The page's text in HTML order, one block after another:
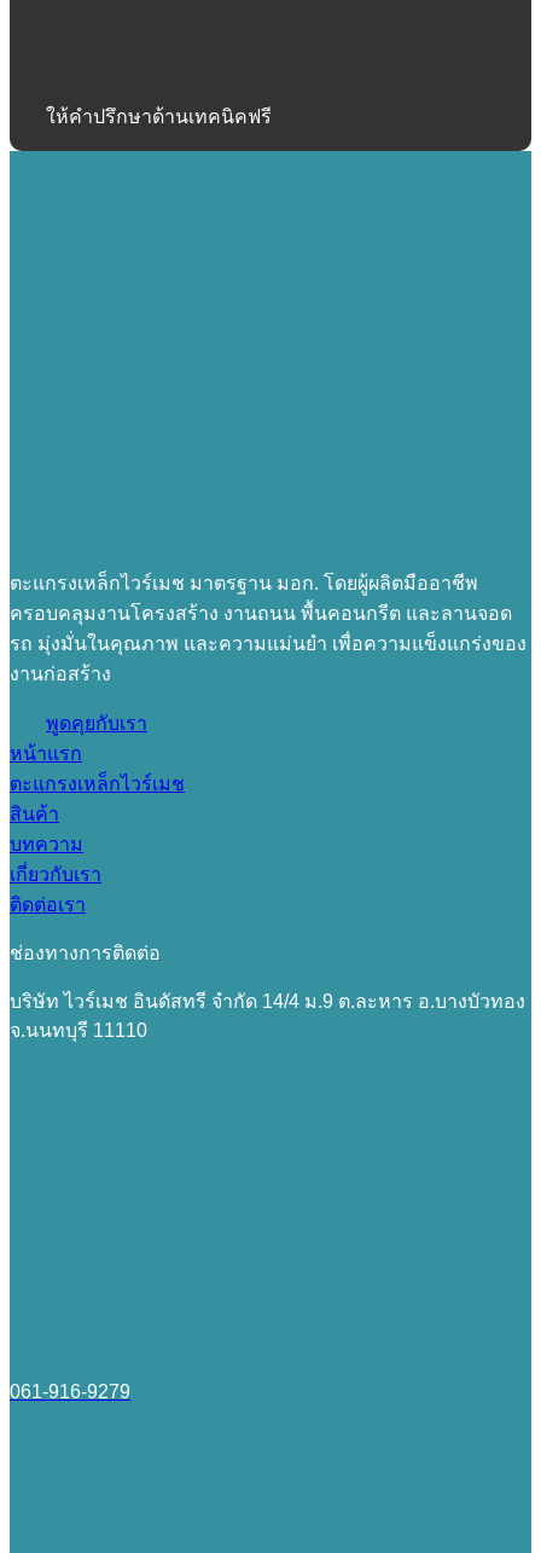
ให้คำปรึกษาด้านเทคนิคฟรี
ตะแกรงเหล็กไวร์เมช มาตรฐาน มอก. โดยผู้ผลิตมืออาชีพ
ครอบคลุมงานโครงสร้าง งานถนน พื้นคอนกรีต และลานจอด
รถ มุ่งมั่นในคุณภาพ และความแม่นยำ เพื่อความแข็งแกร่งของ
งานก่อสร้าง
พูดคุยกับเรา
หน้าแรก
ตะแกรงเหล็กไวร์เมช
สินค้า
บทความ
เกี่ยวกับเรา
ติดต่อเรา
ช่องทางการติดต่อ
บริษัท ไวร์เมช อินดัสทรี จำกัด 14/4 ม.9 ต.ละหาร อ.บางบัวทอง
จ.นนทบุรี 11110
061-916-9279